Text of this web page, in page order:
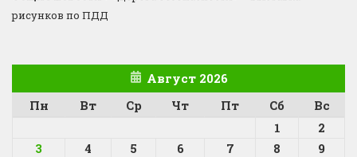
рисунков по ПДД
Август 2026
Пн
Вт Ср Чт Пт Сб
Вс
1
2
3
4 5 6 7 8
9